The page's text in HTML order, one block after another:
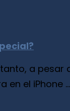
a
en el iPhone ...